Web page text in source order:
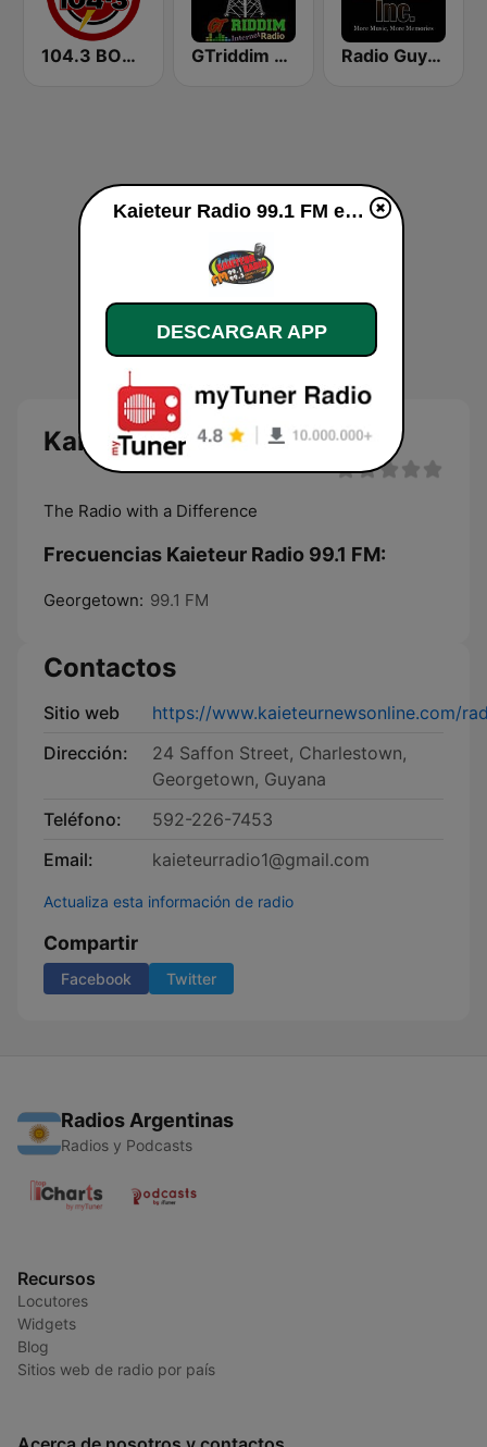
104.3 BOOM FM GTriddim Guyana Radio Radio Guyana Inc.
Kaieteur Radio 99.1 FM
The Radio with a Difference
Frecuencias Kaieteur Radio 99.1 FM:
Georgetown: 99.1 FM
Contactos
Sitio web
https://www.kaieteurnewsonline.com/
Dirección:
24 Saffon Street, Charlestown,
Georgetown, Guyana
Teléfono:
592-226-7453
Email:
kaieteurradio1@gmail.com
Actualiza esta información de radio
Compartir
Facebook Twitter
Radios Argentinas
Radios y Podcasts
Recursos
Locutores
Widgets
Blog
Sitios web de radio por país
Kaieteur Radio 99.1 FM en vivo
DESCARGAR APP